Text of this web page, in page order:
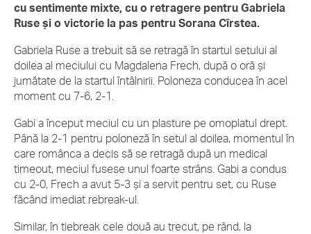
cu sentimente mixte, cu o retragere pentru Gabriela
Ruse și o victorie la pas pentru Sorana Cîrstea.
Gabriela Ruse a trebuit să se retragă în startul setului al
doilea al meciului cu Magdalena Frech, după o oră și
jumătate de la startul întâlnirii. Poloneza conducea în acel
moment cu 7-6, 2-1.
Gabi a început meciul cu un plasture pe omoplatul drept.
Până la 2-1 pentru poloneză în setul al doilea, momentul în
care românca a decis să se retragă după un medical
timeout, meciul fusese unul foarte strâns. Gabi a condus
cu 2-0, Frech a avut 5-3 și a servit pentru set, cu Ruse
făcând imediat rebreak-ul.
Similar, în tiebreak cele două au trecut, pe rând, la